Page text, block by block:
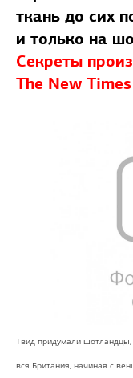
ткань до сих
и только на
Секреты
The New Times
Твид придумали шотландцы,
вся Британия, начиная с